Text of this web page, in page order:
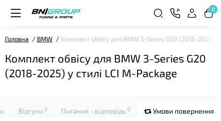
0
Головна BMW Комплект обвісу для BMW 3-Series G20 (2018-2025) у
Комплект обвісу для BMW 3-Series G20
(2018-2025) у стилі LCI M-Package
Відгуки 0 Питання - відповідь 0 Умови повернення